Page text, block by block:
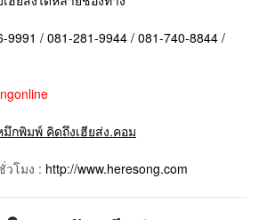
9991 / 081-281-9944 / 081-740-8844 /
มึกพิมพ์ คิดถึงเฮียส่ง.คอม
วโมง : http://www.heresong.com